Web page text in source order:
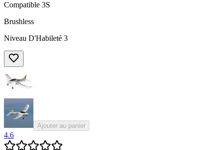
Compatible 3S
Brushless
Niveau D'Habileté 3
Ajouter au panier
4.6